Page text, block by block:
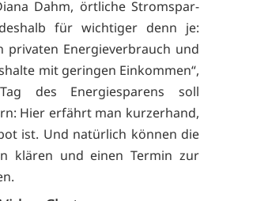
Dahm, örtliche Stromspar-
für wichtiger denn je:
privaten Energieverbrauch und
mit geringen Einkommen“,
des Energiesparens soll
Hier erfährt man kurzerhand,
ist. Und natürlich können die
klären und einen Termin zur